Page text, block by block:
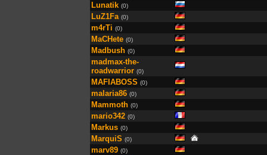
Lunatik (0)
LuZ1Fa (0)
m4rTi (0)
MaCHete (0)
Madbush (0)
madmax-the-
roadwarrior (0)
MAFIABOSS (0)
malaria86 (0)
Mammoth (0)
mario342 (0)
Markus (0)
MarquiS (0)
marv89 (0)